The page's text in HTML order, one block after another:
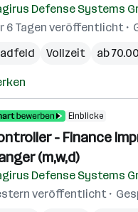
Defense Systems
6 Tagen veröffentlicht
Vollzeit ab
Einblicke
- Finance
(m,w,d)
Defense Systems
veröffentlicht